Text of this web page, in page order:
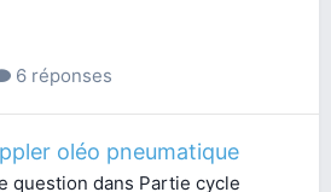
6 réponses
oléo pneumatique
question dans Partie cycle